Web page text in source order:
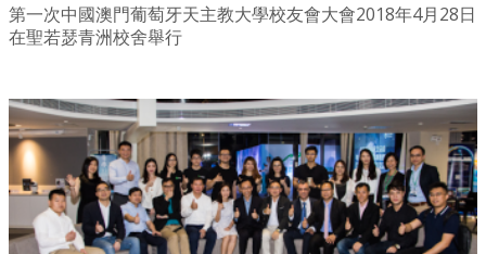
第一次中國澳門葡萄牙天主教大學校友會大會2018年4月28日
在聖若瑟青洲校舍舉行